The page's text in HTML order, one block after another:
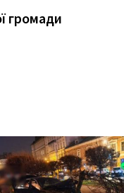
громади